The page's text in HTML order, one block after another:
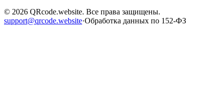
© 2026 QRcode.website. Все права защищены.
support@qrcode.website·Обработка данных по 152-ФЗ